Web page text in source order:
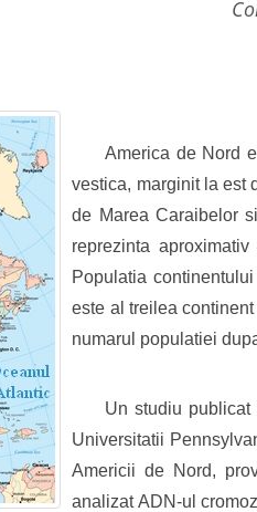
America de Nord
vestica, marginit la est
de Marea Caraibelor
reprezinta
Populatia
este al treilea
numarul populatiei
Un studiu
Universitatii
Americii de Nord,
analizat ADN-ul